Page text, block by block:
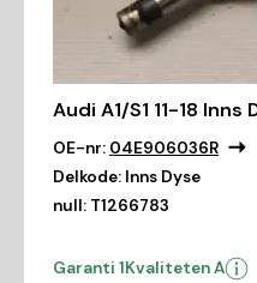
Audi A1/S1 11-18 Inns
OE-nr: 04E906036R
Delkode: Inns Dyse
null: T1266783
Garanti 1Kvaliteten A